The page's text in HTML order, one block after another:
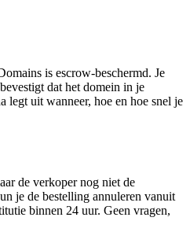
is escrow-beschermd. Je
dat het domein in je
legt uit wanneer, hoe en hoe snel je
de verkoper nog niet de
je de bestelling annuleren vanuit
binnen 24 uur. Geen vragen,